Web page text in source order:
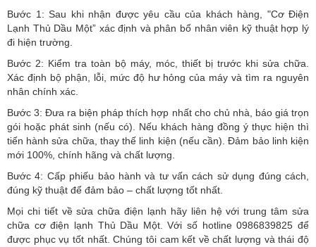
Bước 1: Sau khi nhận được yêu cầu của khách hàng, "Cơ Điện
Lạnh Thủ Dầu Một” xác định và phân bổ nhân viên kỹ thuật hợp lý
đi hiện trường.
Bước 2: Kiểm tra toàn bộ máy, móc, thiết bị trước khi sửa chữa.
Xác định bộ phận, lỗi, mức độ hư hỏng của máy và tìm ra nguyên
nhân chính xác.
Bước 3: Đưa ra biện pháp thích hợp nhất cho chủ nhà, báo giá trọn
gói hoặc phát sinh (nếu có). Nếu khách hàng đồng ý thực hiện thì
tiến hành sửa chữa, thay thế linh kiện (nếu cần). Đảm bảo linh kiện
mới 100%, chính hãng và chất lượng.
Bước 4: Cấp phiếu bảo hành và tư vấn cách sử dụng đúng cách,
đúng kỹ thuật để đảm bảo – chất lượng tốt nhất.
Mọi chi tiết về sửa chữa điện lạnh hãy liên hệ với trung tâm sửa
chữa cơ điện lạnh Thủ Dầu Một. Với số hotline 0986839825 để
được phục vụ tốt nhất. Chúng tôi cam kết về chất lượng và thái độ